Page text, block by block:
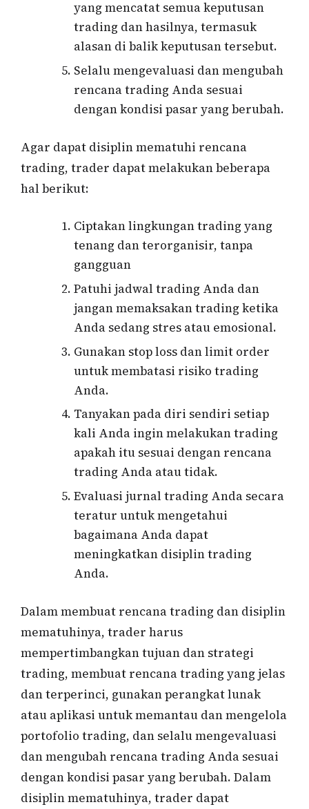
yang mencatat semua keputusan
trading dan hasilnya, termasuk
alasan di balik keputusan tersebut.
Selalu mengevaluasi dan mengubah
rencana trading Anda sesuai
dengan kondisi pasar yang berubah.
Agar dapat disiplin mematuhi rencana
trading, trader dapat melakukan beberapa
hal berikut:
Ciptakan lingkungan trading yang
tenang dan terorganisir, tanpa
gangguan
Patuhi jadwal trading Anda dan
jangan memaksakan trading ketika
Anda sedang stres atau emosional.
Gunakan stop loss dan limit order
untuk membatasi risiko trading
Anda.
Tanyakan pada diri sendiri setiap
kali Anda ingin melakukan trading
apakah itu sesuai dengan rencana
trading Anda atau tidak.
Evaluasi jurnal trading Anda secara
teratur untuk mengetahui
bagaimana Anda dapat
meningkatkan disiplin trading
Anda.
Dalam membuat rencana trading dan disiplin
mematuhinya, trader harus
mempertimbangkan tujuan dan strategi
trading, membuat rencana trading yang jelas
dan terperinci, gunakan perangkat lunak
atau aplikasi untuk memantau dan mengelola
portofolio trading, dan selalu mengevaluasi
dan mengubah rencana trading Anda sesuai
dengan kondisi pasar yang berubah. Dalam
disiplin mematuhinya, trader dapat